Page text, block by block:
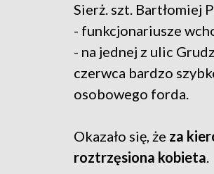
Sierż. szt. Bartłomiej
- funkcjonariusze
- na jednej z ulic
czerwca bardzo
osobowego forda.
Okazało się, że za
roztrzęsiona kobieta.